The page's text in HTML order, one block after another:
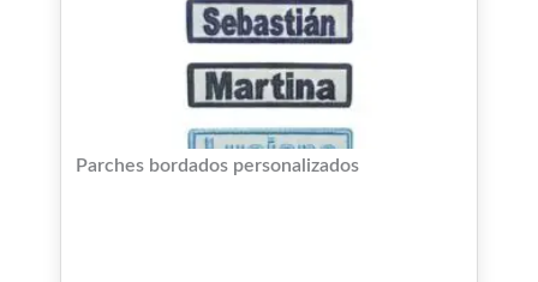
Parches bordados personalizados